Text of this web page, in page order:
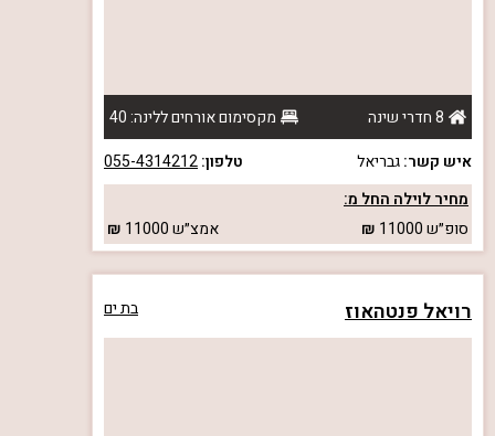
8 חדרי שינה
מקסימום אורחים ללינה: 40
איש קשר:גבריאל טלפון:055-4314212
מחיר לוילה החל מ:
סופ״ש11000 אמצ״ש11000
רויאל פנטהאוז בת ים